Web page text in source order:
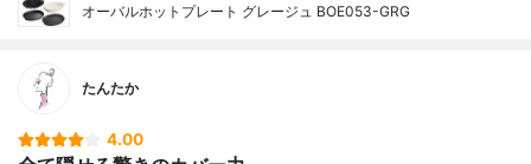
オーバルホットプレート グレージュ BOE053-GRG
たんたか
4.00